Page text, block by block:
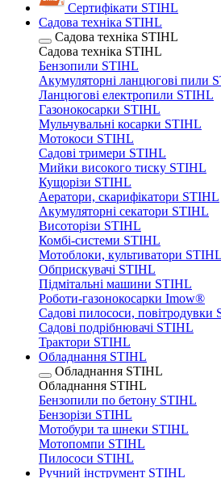
Сертифікати STIHL
Садова техніка STIHL
Садова техніка STIHL
Садова техніка STIHL
Бензопили STIHL
Акумуляторні ланцюгові пили
Ланцюгові електропили STIHL
Газонокосарки STIHL
Мульчувальні косарки STIHL
Мотокоси STIHL
Садові тримери STIHL
Мийки високого тиску STIHL
Кущорізи STIHL
Аератори, скарифікатори STIHL
Акумуляторні секатори STIHL
Висоторізи STIHL
Комбі-системи STIHL
Мотоблоки, культиватори STIHL
Обприскувачі STIHL
Підмітальні машини STIHL
Роботи-газонокосарки Imow®
Садові пилососи, повітродувки
Садові подрібнювачі STIHL
Трактори STIHL
Обладнання STIHL
Обладнання STIHL
Обладнання STIHL
Бензопили по бетону STIHL
Бензорізи STIHL
Мотобури та шнеки STIHL
Мотопомпи STIHL
Пилососи STIHL
Ручний інструмент STIHL